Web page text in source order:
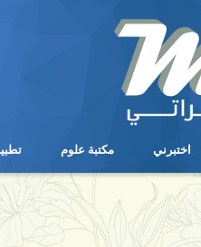
اختبرني
اختبرني مكتبة علوم